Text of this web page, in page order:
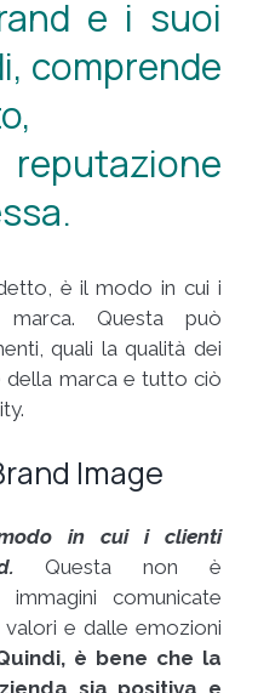
e i suoi
comprende
è il modo in cui i
Questa può
quali la qualità dei
marca e tutto ciò
Image
in cui i clienti
Questa non è
comunicate
e dalle emozioni
è bene che la
sia positiva e